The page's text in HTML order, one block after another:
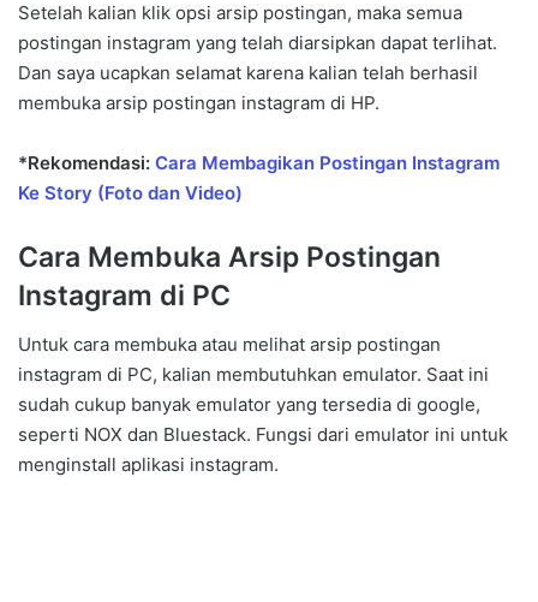
Setelah kalian klik opsi arsip postingan, maka semua
postingan instagram yang telah diarsipkan dapat terlihat.
Dan saya ucapkan selamat karena kalian telah berhasil
membuka arsip postingan instagram di HP.
*Rekomendasi: Cara Membagikan Postingan Instagram
Ke Story (Foto dan Video)
Cara Membuka Arsip Postingan
Instagram di PC
Untuk cara membuka atau melihat arsip postingan
instagram di PC, kalian membutuhkan emulator. Saat ini
sudah cukup banyak emulator yang tersedia di google,
seperti NOX dan Bluestack. Fungsi dari emulator ini untuk
menginstall aplikasi instagram.